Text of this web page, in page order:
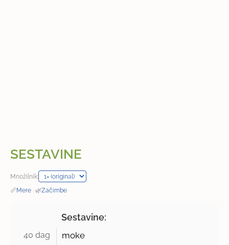
SESTAVINE
Množilnik:
📏Mere · 🌿Začimbe
Sestavine:
40 dag moke